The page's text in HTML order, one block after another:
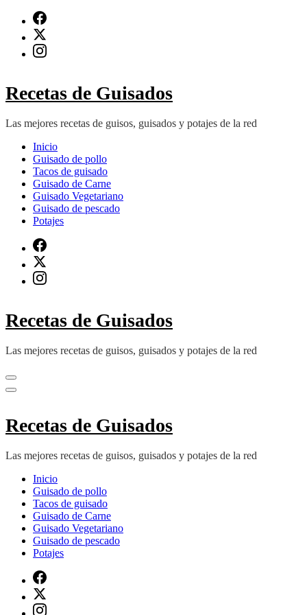
contenido
(presiona
Recetas de Guisados
Las mejores recetas de guisos, guisados y potajes de la red
Inicio
Guisado de pollo
Tacos de guisado
Guisado de Carne
Guisado Vegetariano
Guisado de pescado
Potajes
Recetas de Guisados
Las mejores recetas de guisos, guisados y potajes de la red
Recetas de Guisados
Las mejores recetas de guisos, guisados y potajes de la red
Inicio
Guisado de pollo
Tacos de guisado
Guisado de Carne
Guisado Vegetariano
Guisado de pescado
Potajes